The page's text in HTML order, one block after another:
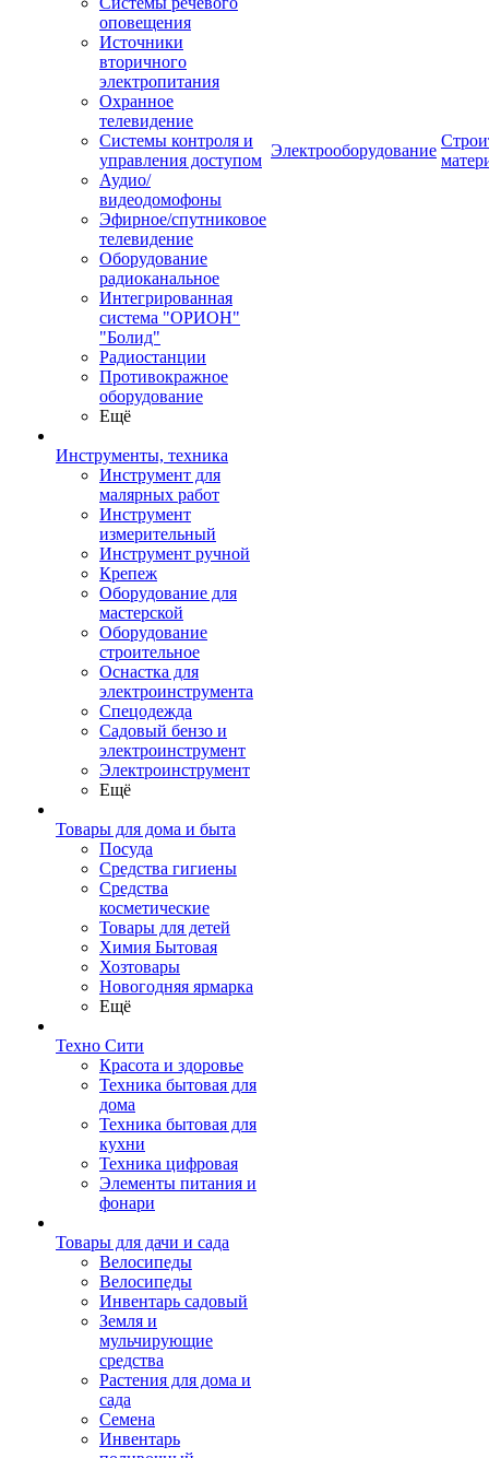
оповещения
Источники
вторичного
электропитания
Охранное
телевидение
Системы контроля и
управления доступом
Аудио/
видеодомофоны
Эфирное/спутниковое
телевидение
Оборудование
радиоканальное
Интегрированная
система "ОРИОН"
"Болид"
Радиостанции
Противокражное
оборудование
Ещё
Инструменты, техника
Инструмент для
малярных работ
Инструмент
измерительный
Инструмент ручной
Крепеж
Оборудование для
мастерской
Оборудование
строительное
Оснастка для
электроинструмента
Спецодежда
Садовый бензо и
электроинструмент
Электроинструмент
Ещё
Товары для дома и быта
Посуда
Средства гигиены
Средства
косметические
Товары для детей
Химия Бытовая
Хозтовары
Новогодняя ярмарка
Ещё
Техно Сити
Красота и здоровье
Техника бытовая для
дома
Техника бытовая для
кухни
Техника цифровая
Элементы питания и
фонари
Товары для дачи и сада
Велосипеды
Велосипеды
Инвентарь садовый
Земля и
мульчирующие
средства
Растения для дома и
сада
Семена
Инвентарь
Электрооборудование